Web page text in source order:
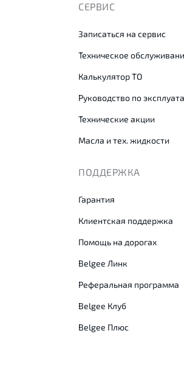
СЕРВИС
Записаться на сервис
Техническое
Калькулятор ТО
Руководство по
Технические акции
Масла и тех. жидкости
ПОДДЕРЖКА
Гарантия
Клиентская поддержка
Помощь на дорогах
Belgee Линк
Реферальная программа
Belgee Клуб
Belgee Плюс